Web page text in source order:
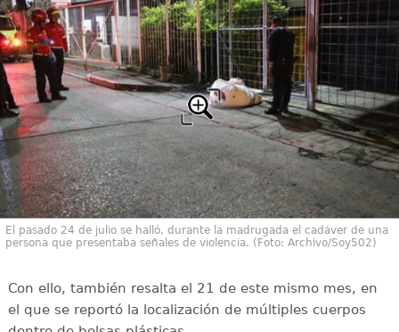
El pasado 24 de julio se halló, durante la madrugada el cadáver de una
persona que presentaba señales de violencia. (Foto: Archivo/Soy502)
Con ello, también resalta el 21 de este mismo mes, en
el que se reportó la localización de múltiples cuerpos